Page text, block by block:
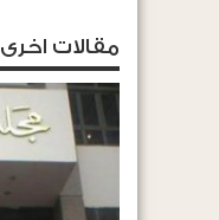
مقالات اخرى